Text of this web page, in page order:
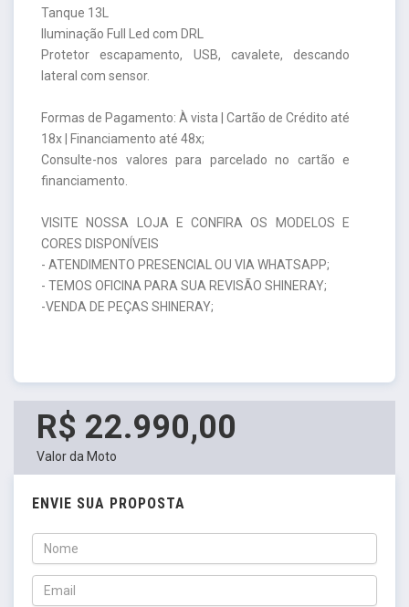
Tanque 13L
Iluminação Full Led com DRL
Protetor escapamento, USB, cavalete, descando
lateral com sensor.
Formas de Pagamento: À vista | Cartão de Crédito até
18x | Financiamento até 48x;
Consulte-nos valores para parcelado no cartão e
financiamento.
VISITE NOSSA LOJA E CONFIRA OS MODELOS E
CORES DISPONÍVEIS
- ATENDIMENTO PRESENCIAL OU VIA WHATSAPP;
- TEMOS OFICINA PARA SUA REVISÃO SHINERAY;
-VENDA DE PEÇAS SHINERAY;
R$ 22.990,00
Valor da Moto
ENVIE SUA PROPOSTA